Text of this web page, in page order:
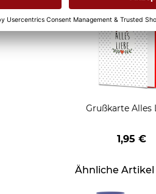
Grußkarte Alles
1,95 €
Ähnliche Artikel